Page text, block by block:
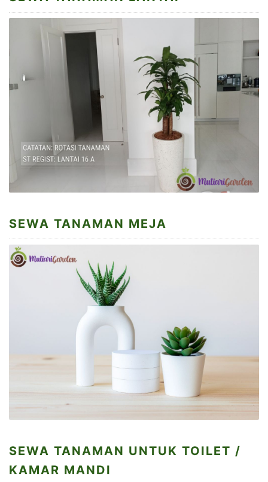
SEWA TANAMAN MEJA
SEWA TANAMAN UNTUK TOILET /
KAMAR MANDI